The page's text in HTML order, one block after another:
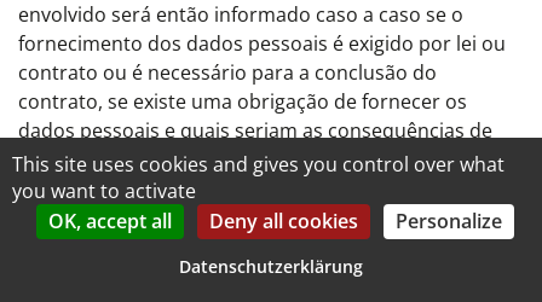
envolvido será então informado caso a caso se o
fornecimento dos dados pessoais é exigido por lei ou
contrato ou é necessário para a conclusão do
contrato, se existe uma obrigação de fornecer os
dados pessoais e quais seriam as consequências de
não fornecer os dados pessoais.
Existência de tomadas de decisão
automatizadas
This site uses cookies and gives you control over what
you want to activate
OK, accept all
Deny all cookies Personalize
Datenschutzerklärung